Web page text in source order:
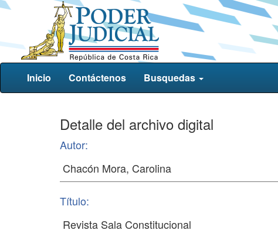
Inicio Contáctenos Busquedas
Detalle del archivo digital
Autor:
Título: